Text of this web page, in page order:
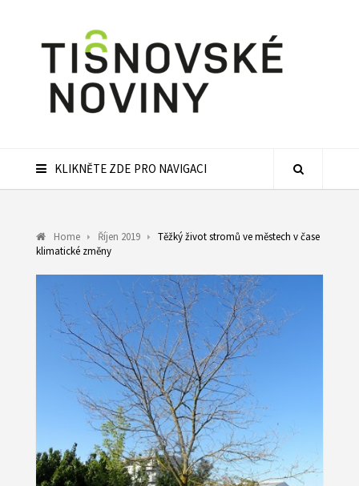
KLIKNĚTE ZDE PRO NAVIGACI
Home Říjen 2019
Těžký život stromů ve městech v čase
klimatické změny